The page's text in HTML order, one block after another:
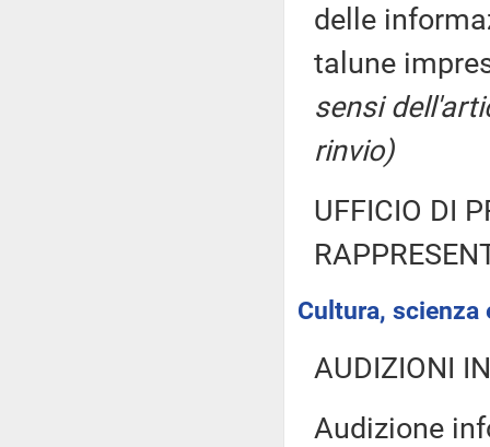
delle
talune
sensi
rinvio)
UFFICIO DI
Cultura,
AUDIZIONI
Audizione